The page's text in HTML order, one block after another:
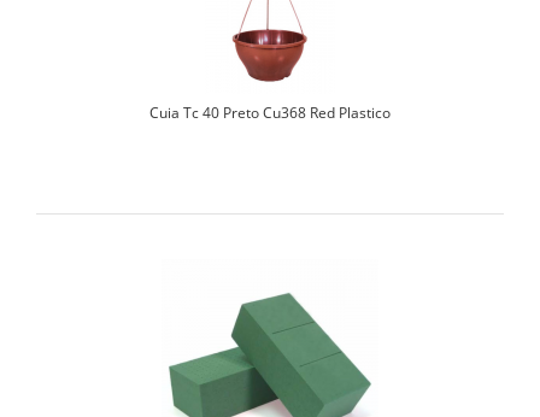
Cuia Tc 40 Preto Cu368 Red Plastico